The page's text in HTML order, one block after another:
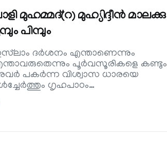
മുഹമ്മദ്(റ) മുഹ്യിദ്ദീന്‍ മാലക്കു
പിമ്പും
ദര്‍ശനം എന്താണെന്നും
പൂര്‍വസൂരികളെ കണ്ടും
പകര്‍ന്ന വിശ്വാസ ധാരയെ
ഗൃഹപാഠം…